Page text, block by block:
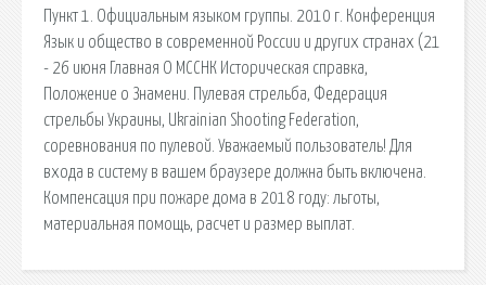
Пункт 1. Официальным языком группы. 2010 г. Конференция
Язык и общество в современной России и других странах (21
- 26 июня Главная О МССНК Историческая справка,
Положение о Знамени. Пулевая стрельба, Федерация
стрельбы Украины, Ukrainian Shooting Federation,
соревнования по пулевой. Уважаемый пользователь! Для
входа в систему в вашем браузере должна быть включена.
Компенсация при пожаре дома в 2018 году: льготы,
материальная помощь, расчет и размер выплат.